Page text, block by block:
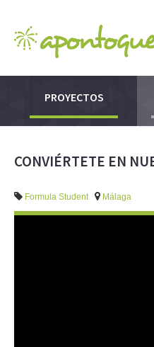
PROYECTOS
CONVIÉRTETE EN
Formula Student Málaga